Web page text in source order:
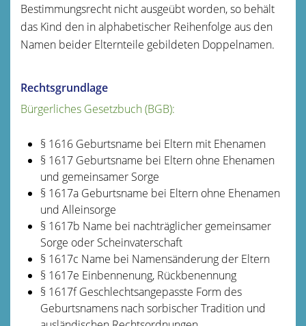
Bestimmungsrecht nicht ausgeübt worden, so behält
das Kind den in alphabetischer Reihenfolge aus den
Namen beider Elternteile gebildeten Doppelnamen.
Rechtsgrundlage
Bürgerliches Gesetzbuch (BGB):
§ 1616 Geburtsname bei Eltern mit Ehenamen
§ 1617 Geburtsname bei Eltern ohne Ehenamen
und gemeinsamer Sorge
§ 1617a Geburtsname bei Eltern ohne Ehenamen
und Alleinsorge
§ 1617b Name bei nachträglicher gemeinsamer
Sorge oder Scheinvaterschaft
§ 1617c Name bei Namensänderung der Eltern
§ 1617e Einbennenung, Rückbenennung
§ 1617f Geschlechtsangepasste Form des
Geburtsnamens nach sorbischer Tradition und